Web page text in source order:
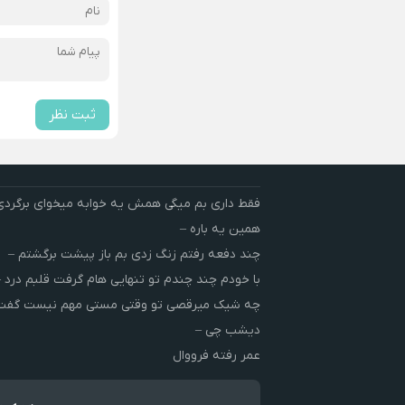
ثبت نظر
فقط داری بم میگی همش یه خوابه میخوای
همین یه باره –
چند دفعه رفتم زنگ زدی بم باز پیشت برگشتم –
با خودم چند چندم تو تنهایی هام گرفت قلبم درد
چه شیک میرقصی تو وقتی مستی مهم نیست
دیشب چی –
عمر رفته فرووال